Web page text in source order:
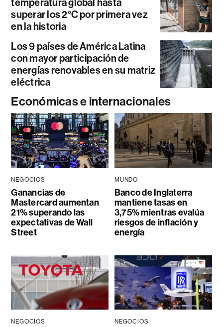
superar los 2°C por primera vez
en la historia
Los 9 países de América Latina
con mayor participación de
energías renovables en su matriz
eléctrica
Económicas e internacionales
NEGOCIOS
Ganancias de
Mastercard aumentan
21% superando las
expectativas de Wall
Street
MUNDO
Banco de Inglaterra
mantiene tasas en
3,75% mientras evalúa
riesgos de inflación y
energía
NEGOCIOS NEGOCIOS